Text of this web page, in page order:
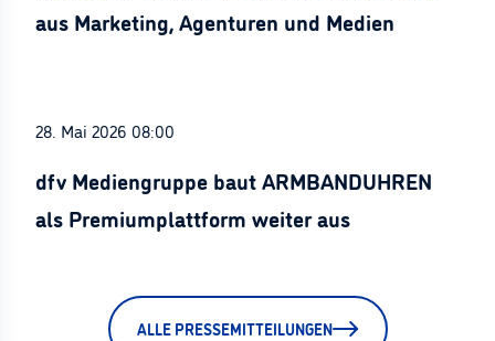
aus Marketing, Agenturen und Medien
28. Mai 2026 08:00
dfv Mediengruppe baut ARMBANDUHREN
als Premiumplattform weiter aus
ALLE PRESSEMITTEILUNGEN